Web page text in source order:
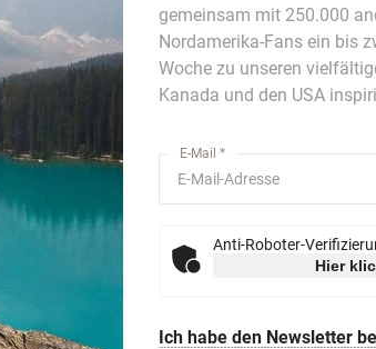
gemeinsam mit 250.000
Nordamerika-Fans ein bis
Woche zu unseren
Kanada und den USA
E-Mail *
Anti-Roboter-
Hier
Ich habe den Newsletter